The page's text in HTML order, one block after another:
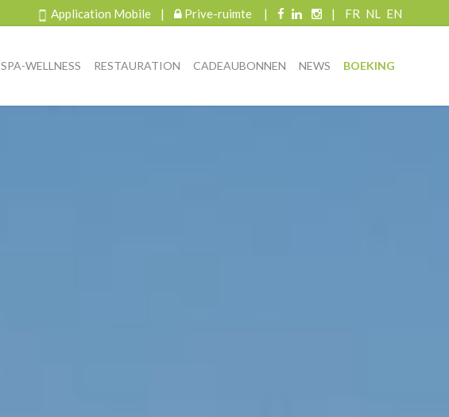
Application Mobile | Prive-ruimte | | FR NL EN
SPA-WELLNESS RESTAURATION CADEAUBONNEN NEWS BOEKING